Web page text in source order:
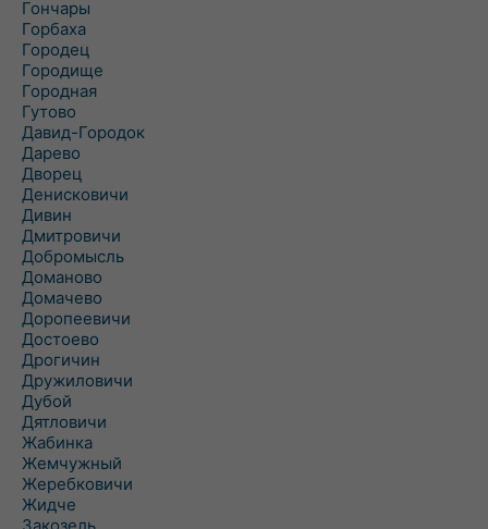
Гончары
Горбаха
Городец
Городище
Городная
Гутово
Давид-Городок
Дарево
Дворец
Денисковичи
Дивин
Дмитровичи
Добромысль
Доманово
Домачево
Доропеевичи
Достоево
Дрогичин
Дружиловичи
Дубой
Дятловичи
Жабинка
Жемчужный
Жеребковичи
Жидче